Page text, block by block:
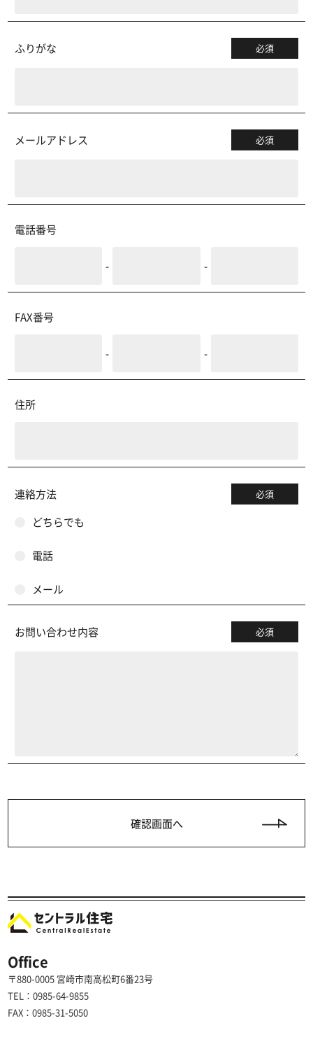
ふりがな 必須
メールアドレス 必須
電話番号
- -
FAX番号
- -
住所
連絡方法 必須
どちらでも
電話
メール
お問い合わせ内容 必須
Office
〒880-0005 宮崎市南高松町6番23号
TEL：0985-64-9855
FAX：0985-31-5050